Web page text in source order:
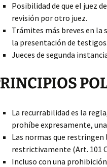
Posibilidad de que el juez
revisión por otro juez.
Trámites más breves en la
la presentación de testigos.
Jueces de segunda
La recurrabilidad es la
prohíbe expresamente,
Las normas que
restrictivamente (Art. 101
Incluso con una